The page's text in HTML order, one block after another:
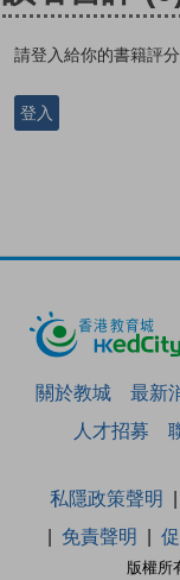
請登入給你的書籍評分
登入
關於教城 最新
人才招募
版權所
私隱政策聲明
免責聲明